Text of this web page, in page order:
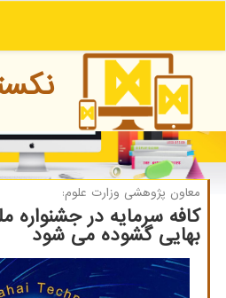
معاون پژوهشی وزارت علوم:
كافه سرمایه در جشنواره
بهایی گشوده می شود